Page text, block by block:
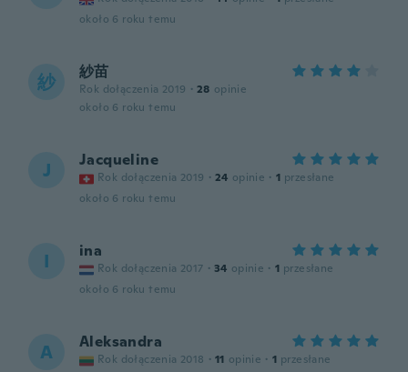
około 6 roku temu
紗 紗苗
Rok dołączenia 2019 · 28 opinie
około 6 roku temu
J Jacqueline
Rok dołączenia 2019 · 24 opinie · 1 przesłane
około 6 roku temu
I ina
Rok dołączenia 2017 · 34 opinie · 1 przesłane
około 6 roku temu
A Aleksandra
Rok dołączenia 2018 · 11 opinie · 1 przesłane